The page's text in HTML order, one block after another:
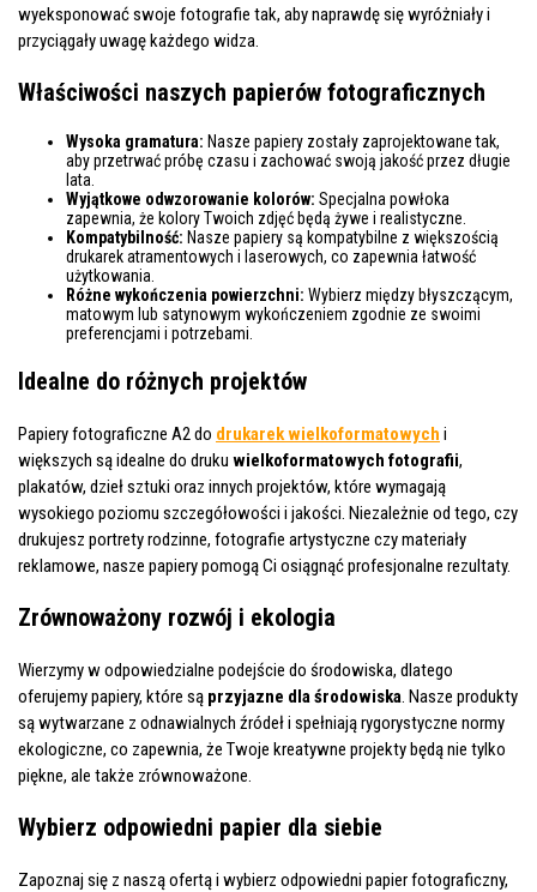
wyeksponować swoje fotografie tak, aby naprawdę się wyróżniały i
przyciągały uwagę każdego widza.
Właściwości naszych papierów fotograficznych
Wysoka gramatura: Nasze papiery zostały zaprojektowane tak,
aby przetrwać próbę czasu i zachować swoją jakość przez długie
lata.
Wyjątkowe odwzorowanie kolorów: Specjalna powłoka
zapewnia, że kolory Twoich zdjęć będą żywe i realistyczne.
Kompatybilność: Nasze papiery są kompatybilne z większością
drukarek atramentowych i laserowych, co zapewnia łatwość
użytkowania.
Różne wykończenia powierzchni: Wybierz między błyszczącym,
matowym lub satynowym wykończeniem zgodnie ze swoimi
preferencjami i potrzebami.
Idealne do różnych projektów
Papiery fotograficzne A2 do drukarek wielkoformatowych i
większych są idealne do druku wielkoformatowych fotografii,
plakatów, dzieł sztuki oraz innych projektów, które wymagają
wysokiego poziomu szczegółowości i jakości. Niezależnie od tego, czy
drukujesz portrety rodzinne, fotografie artystyczne czy materiały
reklamowe, nasze papiery pomogą Ci osiągnąć profesjonalne rezultaty.
Zrównoważony rozwój i ekologia
Wierzymy w odpowiedzialne podejście do środowiska, dlatego
oferujemy papiery, które są przyjazne dla środowiska. Nasze produkty
są wytwarzane z odnawialnych źródeł i spełniają rygorystyczne normy
ekologiczne, co zapewnia, że Twoje kreatywne projekty będą nie tylko
piękne, ale także zrównoważone.
Wybierz odpowiedni papier dla siebie
Zapoznaj się z naszą ofertą i wybierz odpowiedni papier fotograficzny,